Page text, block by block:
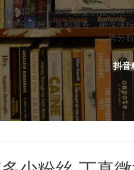
效果不一。本平台提供微博
整合涨粉工具和服务，确保
势分
抖音